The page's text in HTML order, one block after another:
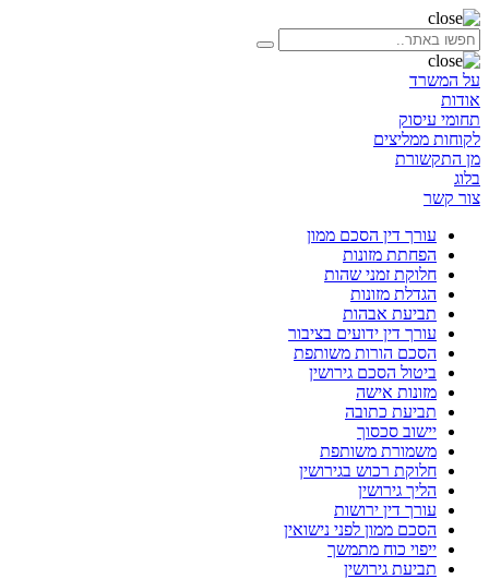
על המשרד
אודות
תחומי עיסוק
לקוחות ממליצים
מן התקשורת
בלוג
צור קשר
עורך דין הסכם ממון
הפחתת מזונות
חלוקת זמני שהות
הגדלת מזונות
תביעת אבהות
עורך דין ידועים בציבור
הסכם הורות משותפת
ביטול הסכם גירושין
מזונות אישה
תביעת כתובה
יישוב סכסוך
משמורת משותפת
חלוקת רכוש בגירושין
הליך גירושין
עורך דין ירושות
הסכם ממון לפני נישואין
ייפוי כוח מתמשך
תביעת גירושין